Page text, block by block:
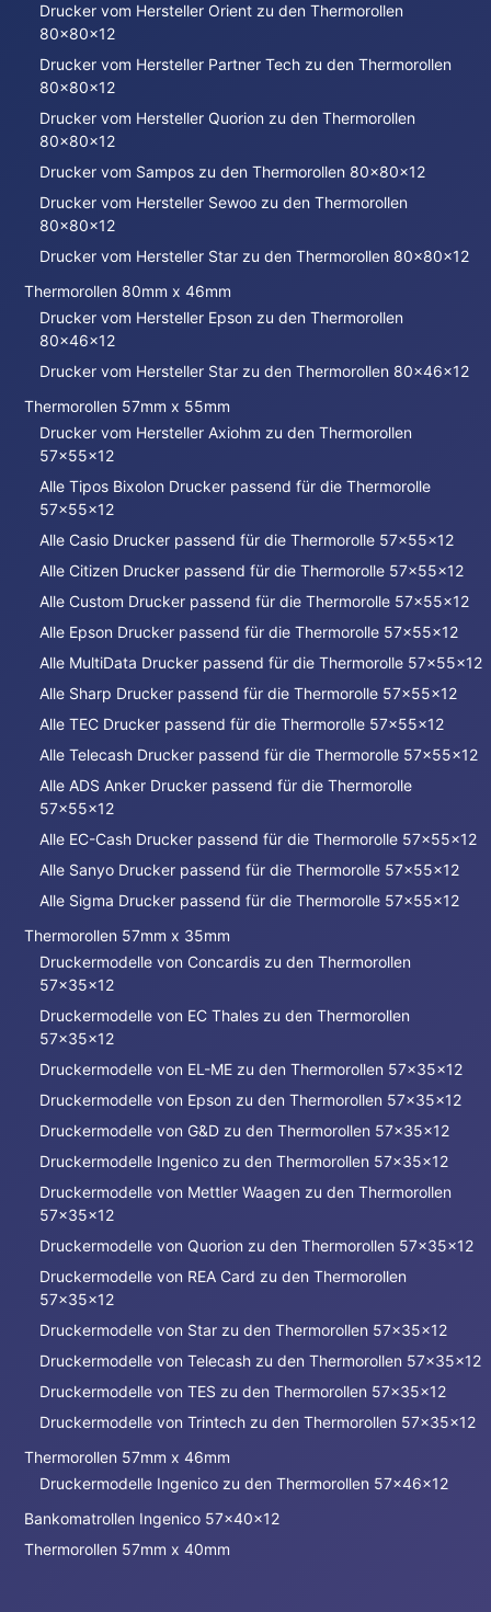
Drucker vom Hersteller Orient zu den Thermorollen
80x80x12
Drucker vom Hersteller Partner Tech zu den Thermorollen
80x80x12
Drucker vom Hersteller Quorion zu den Thermorollen
80x80x12
Drucker vom Sampos zu den Thermorollen 80x80x12
Drucker vom Hersteller Sewoo zu den Thermorollen
80x80x12
Drucker vom Hersteller Star zu den Thermorollen 80x80x12
Thermorollen 80mm x 46mm
Drucker vom Hersteller Epson zu den Thermorollen
80x46x12
Drucker vom Hersteller Star zu den Thermorollen 80x46x12
Thermorollen 57mm x 55mm
Drucker vom Hersteller Axiohm zu den Thermorollen
57x55x12
Alle Tipos Bixolon Drucker passend für die Thermorolle
57x55x12
Alle Casio Drucker passend für die Thermorolle 57x55x12
Alle Citizen Drucker passend für die Thermorolle 57x55x12
Alle Custom Drucker passend für die Thermorolle 57x55x12
Alle Epson Drucker passend für die Thermorolle 57x55x12
Alle MultiData Drucker passend für die Thermorolle 57x55x12
Alle Sharp Drucker passend für die Thermorolle 57x55x12
Alle TEC Drucker passend für die Thermorolle 57x55x12
Alle Telecash Drucker passend für die Thermorolle 57x55x12
Alle ADS Anker Drucker passend für die Thermorolle
57x55x12
Alle EC-Cash Drucker passend für die Thermorolle 57x55x12
Alle Sanyo Drucker passend für die Thermorolle 57x55x12
Alle Sigma Drucker passend für die Thermorolle 57x55x12
Thermorollen 57mm x 35mm
Druckermodelle von Concardis zu den Thermorollen
57x35x12
Druckermodelle von EC Thales zu den Thermorollen
57x35x12
Druckermodelle von EL-ME zu den Thermorollen 57x35x12
Druckermodelle von Epson zu den Thermorollen 57x35x12
Druckermodelle von G&D zu den Thermorollen 57x35x12
Druckermodelle Ingenico zu den Thermorollen 57x35x12
Druckermodelle von Mettler Waagen zu den Thermorollen
57x35x12
Druckermodelle von Quorion zu den Thermorollen 57x35x12
Druckermodelle von REA Card zu den Thermorollen
57x35x12
Druckermodelle von Star zu den Thermorollen 57x35x12
Druckermodelle von Telecash zu den Thermorollen 57x35x12
Druckermodelle von TES zu den Thermorollen 57x35x12
Druckermodelle von Trintech zu den Thermorollen 57x35x12
Thermorollen 57mm x 46mm
Druckermodelle Ingenico zu den Thermorollen 57x46x12
Bankomatrollen Ingenico 57x40x12
Thermorollen 57mm x 40mm